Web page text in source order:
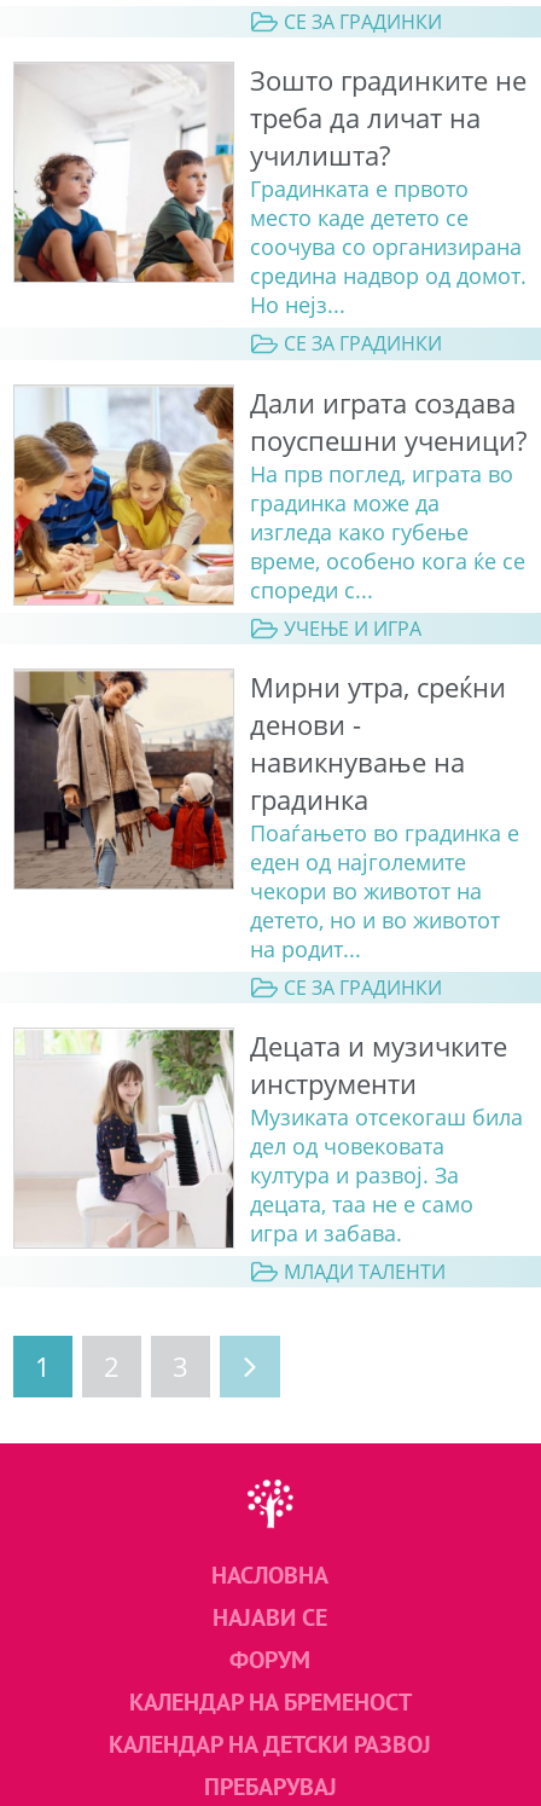
СЕ ЗА ГРАДИНКИ
Зошто градинките не
треба да личат на
училишта?
Градинката е првото
место каде детето се
соочува со организирана
средина надвор од домот.
Но нејз...
СЕ ЗА ГРАДИНКИ
Дали играта создава
поуспешни ученици?
На прв поглед, играта во
градинка може да
изгледа како губење
време, особено кога ќе се
спореди с...
УЧЕЊЕ И ИГРА
Мирни утрa, среќни
денови -
навикнување на
градинка
Поаѓањето во градинка е
еден од најголемите
чекори во животот на
детето, но и во животот
на родит...
СЕ ЗА ГРАДИНКИ
Децата и музичките
инструменти
Музиката отсекогаш била
дел од човековата
култура и развој. За
децата, таа не е само
игра и забава.
МЛАДИ ТАЛЕНТИ
1 2 3
НАСЛОВНА
НАЈАВИ СЕ
ФОРУМ
КАЛЕНДАР НА БРЕМЕНОСТ
КАЛЕНДАР НА ДЕТСКИ РАЗВОЈ
ПРЕБАРУВАЈ